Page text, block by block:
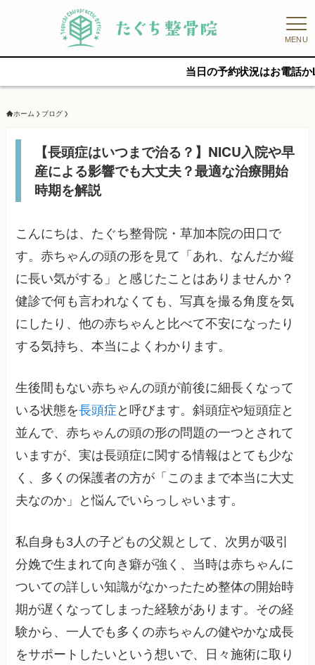
MENU
当日の予約状況はお電話かLINEでお問
ホーム ブログ
【長頭症はいつまで治る？】NICU入院や早
産による影響でも大丈夫？最適な治療開始
時期を解説
こんにちは、たぐち整骨院・草加本院の田口で
す。赤ちゃんの頭の形を見て「あれ、なんだか縦
に長い気がする」と感じたことはありませんか？
健診で何も言われなくても、写真を撮る角度を気
にしたり、他の赤ちゃんと比べて不安になったり
する気持ち、本当によくわかります。
生後間もない赤ちゃんの頭が前後に細長くなって
いる状態を長頭症 と呼びます。斜頭症や短頭症と
並んで、赤ちゃんの頭の形の問題の一つとされて
いますが、実は長頭症に関する情報はとても少な
く、多くの保護者の方が「このままで本当に大丈
夫なのか」と悩んでいらっしゃいます。
私自身も3人の子どもの父親として、次男が吸引
分娩で生まれて向き癖が強く、当時は赤ちゃんに
ついての詳しい知識がなかったため整体の開始時
期が遅くなってしまった経験があります。その経
験から、一人でも多くの赤ちゃんの健やかな成長
をサポートしたいという想いで、日々施術に取り